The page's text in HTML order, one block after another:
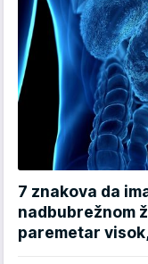
7 znakova da
nadbubrežnom
paremetar